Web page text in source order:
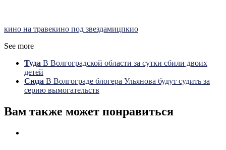
кино на травекино под звездамицпкио
See more
Туда В Волгоградской области за сутки сбили двоих
детей
Сюда В Волгограде блогера Ульянова будут судить за
серию вымогательств
Вам также может понравиться